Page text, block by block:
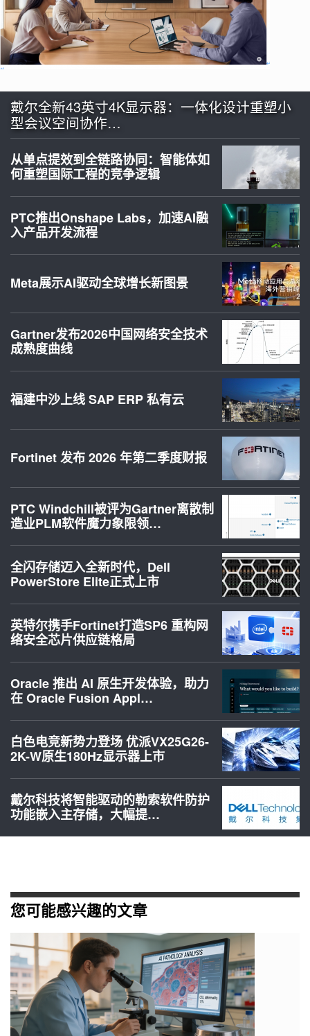
戴尔全新43英寸4K显示器：一体化设计重塑小
型会议空间协作…
从单点提效到全链路协同：智能体如
何重塑国际工程的竞争逻辑
PTC推出Onshape Labs，加速AI融
入产品开发流程
Meta展示AI驱动全球增长新图景
Gartner发布2026中国网络安全技术
成熟度曲线
福建中沙上线 SAP ERP 私有云
Fortinet 发布 2026 年第二季度财报
PTC Windchill被评为Gartner离散制
造业PLM软件魔力象限领…
全闪存储迈入全新时代，Dell
PowerStore Elite正式上市
英特尔携手Fortinet打造SP6 重构网
络安全芯片供应链格局
Oracle 推出 AI 原生开发体验，助力
在 Oracle Fusion Appl…
白色电竞新势力登场 优派VX25G26-
2K-W原生180Hz显示器上市
戴尔科技将智能驱动的勒索软件防护
功能嵌入主存储，大幅提…
您可能感兴趣的文章